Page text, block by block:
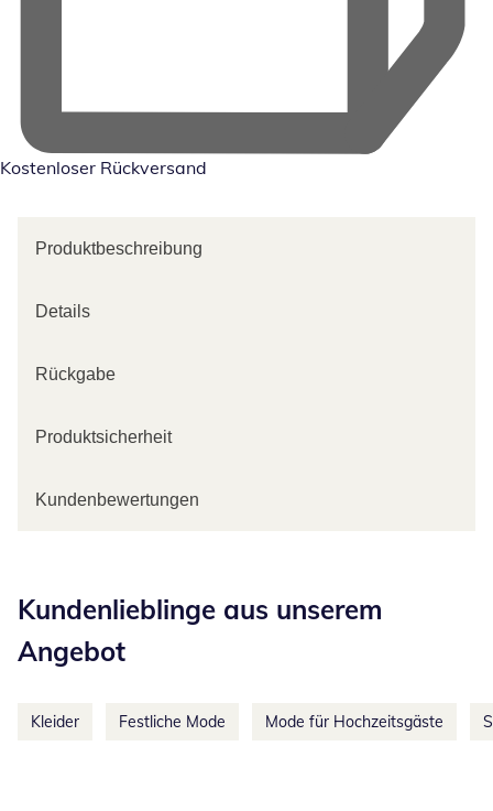
Kostenloser Rückversand
Produktbeschreibung
Details
Rückgabe
Produktsicherheit
Kundenbewertungen
Kundenlieblinge aus unserem
Angebot
Kleider Festliche Mode Mode für Hochzeitsgäste